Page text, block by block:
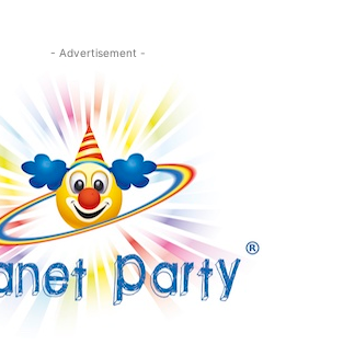
- Advertisement -